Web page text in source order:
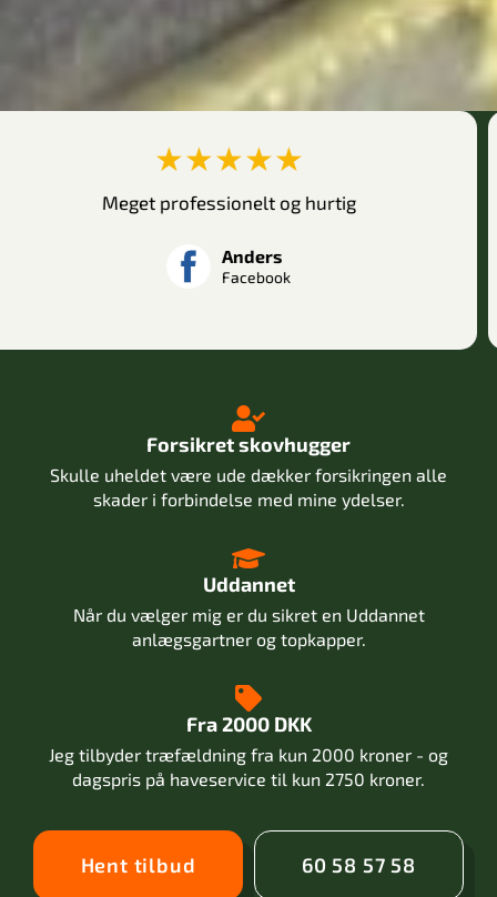
og hurtig
Forsikret skovhugger
Skulle uheldet være ude dækker forsikringen alle
skader i forbindelse med mine ydelser.
Uddannet
Når du vælger mig er du sikret en Uddannet
anlægsgartner og topkapper.
Fra 2000 DKK
Jeg tilbyder træfældning fra kun 2000 kroner - og
dagspris på haveservice til kun 2750 kroner.
Hent tilbud 60 58 57 58